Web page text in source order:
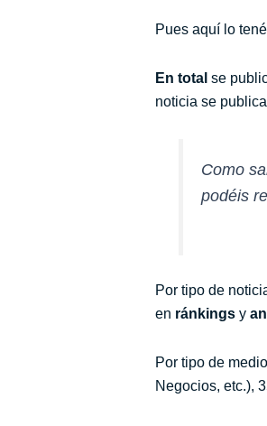
Pues aquí lo
En total se
noticia se
Como
podéis
Por tipo de
en ránkings y
Por tipo de
Negocios, etc.),